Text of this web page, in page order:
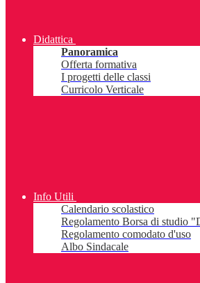
Didattica
Panoramica
Offerta formativa
I progetti delle classi
Curricolo Verticale
Info Utili
Calendario scolastico
Regolamento Borsa di studio
Regolamento comodato d'uso
Albo Sindacale